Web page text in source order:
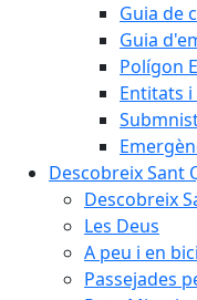
Guia de
Guia
Polígon
Entitats i
Descobreix Sant
Descobreix
Les Deus
A peu i en bici
Passejades